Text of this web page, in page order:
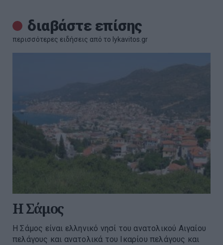
διαβάστε επίσης
περισσότερες ειδήσεις από το lykavitos.gr
H Σάμος
Η Σάμος είναι ελληνικό νησί του ανατολικού Αιγαίου
πελάγους και ανατολικά του Ικαρίου πελάγους και